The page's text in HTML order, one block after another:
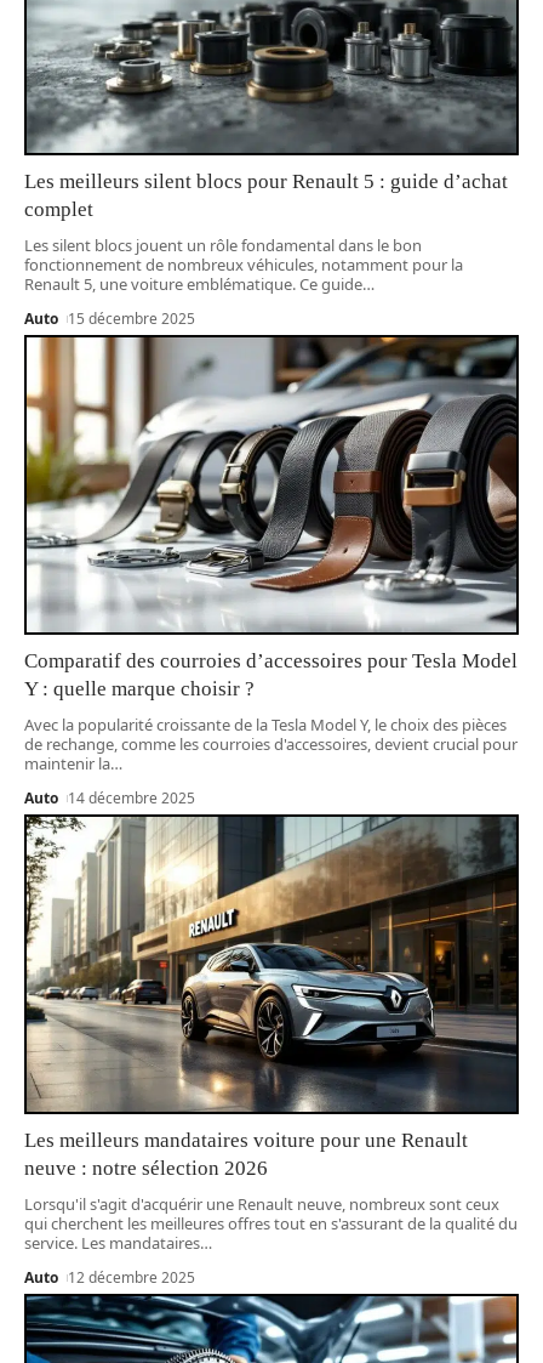
Les meilleurs silent blocs pour Renault 5 : guide d’achat
complet
Les silent blocs jouent un rôle fondamental dans le bon
fonctionnement de nombreux véhicules, notamment pour la
Renault 5, une voiture emblématique. Ce guide…
Auto 15 décembre 2025
Comparatif des courroies d’accessoires pour Tesla Model
Y : quelle marque choisir ?
Avec la popularité croissante de la Tesla Model Y, le choix des pièces
de rechange, comme les courroies d'accessoires, devient crucial pour
maintenir la…
Auto 14 décembre 2025
Les meilleurs mandataires voiture pour une Renault
neuve : notre sélection 2026
Lorsqu'il s'agit d'acquérir une Renault neuve, nombreux sont ceux
qui cherchent les meilleures offres tout en s'assurant de la qualité du
service. Les mandataires…
Auto 12 décembre 2025